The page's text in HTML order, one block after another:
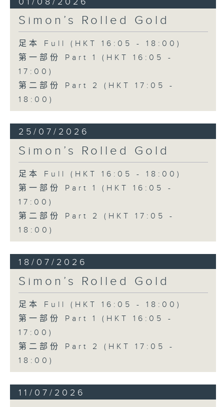
Simon’s Rolled Gold
足本 Full (HKT 16:05 - 18:00)
第一部份 Part 1 (HKT 16:05 -
17:00)
第二部份 Part 2 (HKT 17:05 -
18:00)
25/07/2026
Simon’s Rolled Gold
足本 Full (HKT 16:05 - 18:00)
第一部份 Part 1 (HKT 16:05 -
17:00)
第二部份 Part 2 (HKT 17:05 -
18:00)
18/07/2026
Simon’s Rolled Gold
足本 Full (HKT 16:05 - 18:00)
第一部份 Part 1 (HKT 16:05 -
17:00)
第二部份 Part 2 (HKT 17:05 -
18:00)
11/07/2026